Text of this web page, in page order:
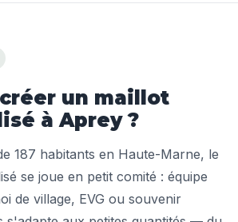
un maillot
à Aprey ?
187 habitants en Haute-Marne, le
se joue en petit comité : équipe
de village, EVG ou souvenir